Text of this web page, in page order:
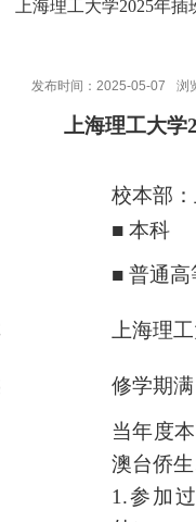
上海理工大学2025年
发布时间：2025-05-07 浏
上海理工大学
校本部
■ 本科
■ 普通
上海理
修学期
当年度
澳台侨
1.参加